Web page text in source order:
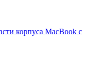
корпуса MacBook с